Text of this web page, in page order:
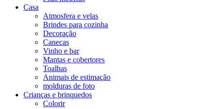
Casa
Atmosfera e velas
Brindes para cozinha
Decoração
Canecas
Vinho e bar
Mantas e cobertores
Toalhas
Animais de estimação
molduras de foto
Crianças e brinquedos
Colorir